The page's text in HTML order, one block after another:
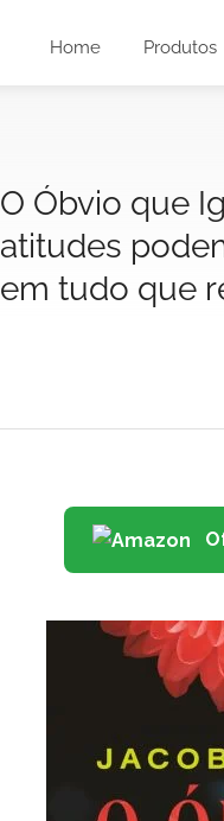
Home Produtos
O Óbvio que
atitudes
em tudo que